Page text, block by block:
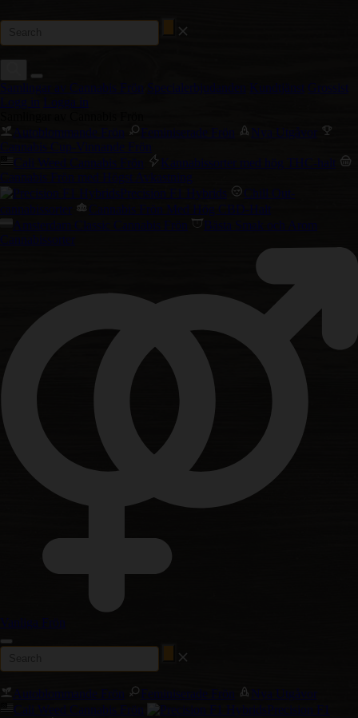
Samlingar av Cannabis Frön Specialerbjudanden Kundtjänst Grossist
Logg in Logga in
Autoblommande Frön
Feminiserade Frön
Nya Utgåvor
Cannabis Cup-Vinnande Frön
Cali Weed Cannabis Frön
Kannabissorter med hög THC-halt
Cannabis Frön med Högst Avkastning
Precision F1 Hybrids
Chill Out-
cannabissorter
Cannabis Frön Med Hög CBD-Halt
Amsterdam Classic Cannabis Frön
Bästa Smak och Arom
Cannabissorter
Vanliga Frön
Autoblommande Frön Feminiserade Frön
Nya Utgåvor
Cali Weed Cannabis Frön
Precision F1